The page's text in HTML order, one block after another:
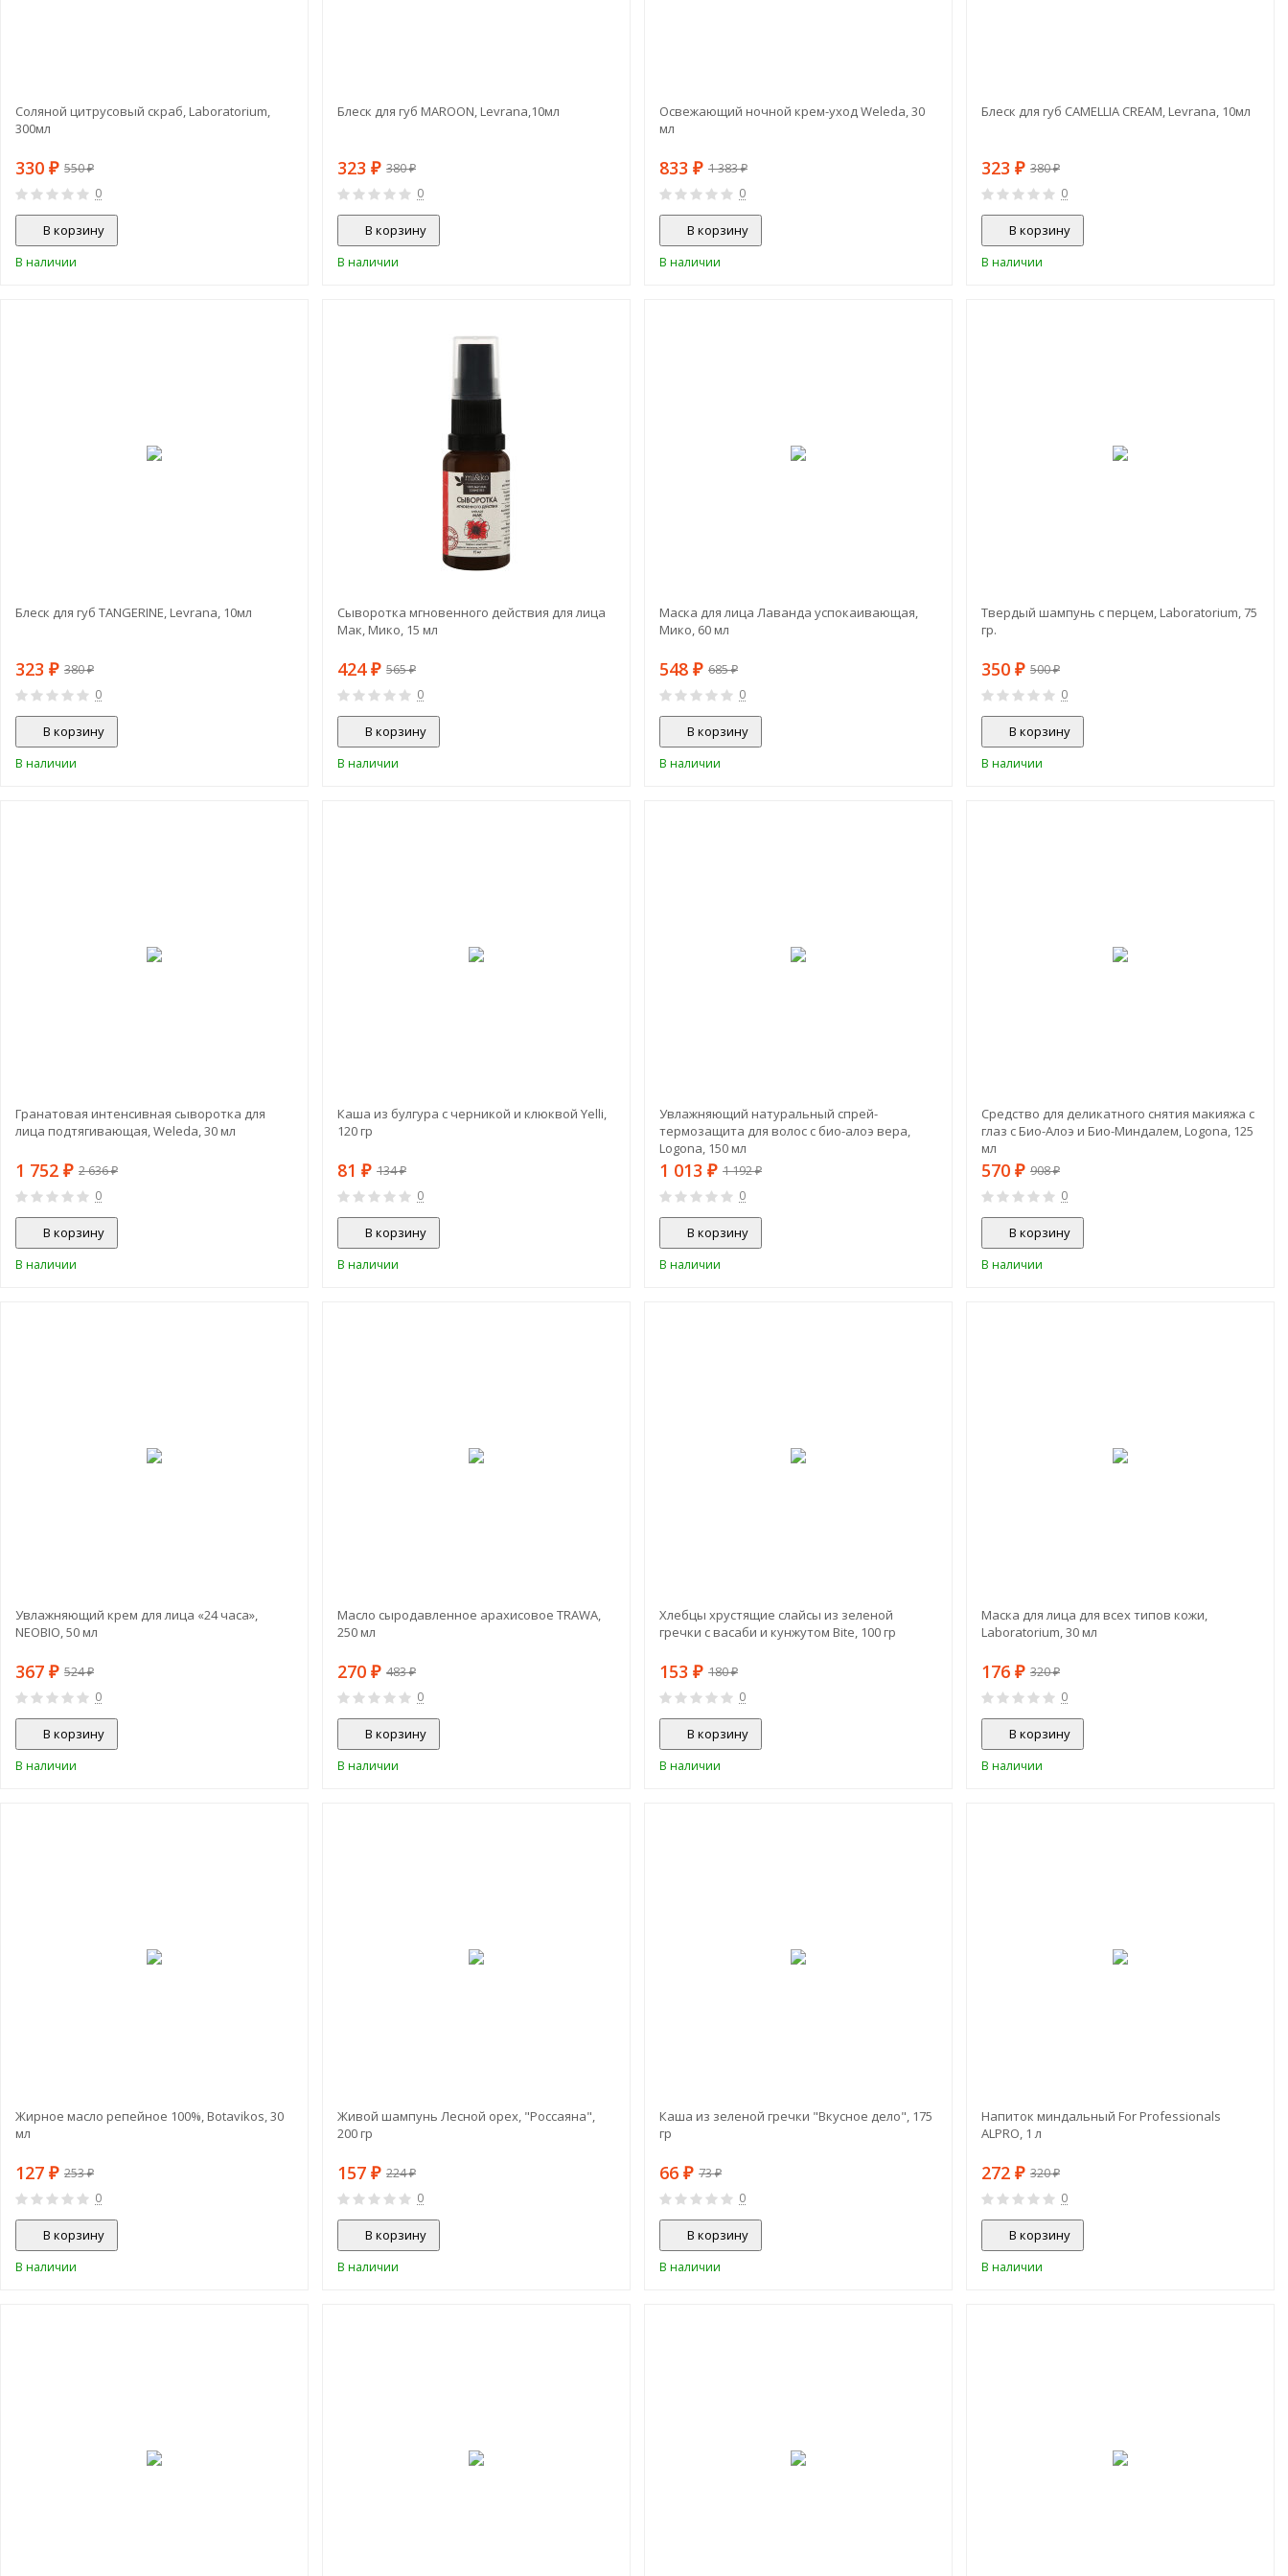
Соляной цитрусовый скраб, Laboratorium,
300мл
330 ₽ 550₽
0
В корзину
В наличии
Блеск для губ MAROON, Levrana,10мл
323 ₽ 380₽
0
В корзину
В наличии
Освежающий ночной крем-уход Weleda, 30
мл
833 ₽ 1 383₽
0
В корзину
В наличии
Блеск для губ CAMELLIA CREAM, Levrana, 10мл
323 ₽ 380₽
0
В корзину
В наличии
Блеск для губ TANGERINE, Levrana, 10мл
323 ₽ 380₽
0
В корзину
В наличии
Сыворотка мгновенного действия для лица
Мак, Мико, 15 мл
424 ₽ 565₽
0
В корзину
В наличии
Маска для лица Лаванда успокаивающая,
Мико, 60 мл
548 ₽ 685₽
0
В корзину
В наличии
Твердый шампунь с перцем, Laboratorium, 75
гр.
350 ₽ 500₽
0
В корзину
В наличии
Гранатовая интенсивная сыворотка для
лица подтягивающая, Weleda, 30 мл
1 752 ₽ 2 636₽
0
В корзину
В наличии
Каша из булгура с черникой и клюквой Yelli,
120 гр
81 ₽ 134₽
0
В корзину
В наличии
Увлажняющий натуральный спрей-
термозащита для волос с био-алоэ вера,
Logona, 150 мл
1 013 ₽ 1 192₽
0
В корзину
В наличии
Средство для деликатного снятия макияжа с
глаз c Био-Алоэ и Био-Миндалем, Logona, 125
мл
570 ₽ 908₽
0
В корзину
В наличии
Увлажняющий крем для лица «24 часа»,
NEOBIO, 50 мл
367 ₽ 524₽
0
В корзину
В наличии
Масло сыродавленное арахисовое TRAWA,
250 мл
270 ₽ 483₽
0
В корзину
В наличии
Хлебцы хрустящие слайсы из зеленой
гречки с васаби и кунжутом Bite, 100 гр
153 ₽ 180₽
0
В корзину
В наличии
Маска для лица для всех типов кожи,
Laboratorium, 30 мл
176 ₽ 320₽
0
В корзину
В наличии
Жирное масло репейное 100%, Botavikos, 30
мл
127 ₽ 253₽
0
В корзину
В наличии
Живой шампунь Лесной орех, "Россаяна",
200 гр
157 ₽ 224₽
0
В корзину
В наличии
Каша из зеленой гречки "Вкусное дело", 175
гр
66 ₽ 73₽
0
В корзину
В наличии
Напиток миндальный For Professionals
ALPRO, 1 л
272 ₽ 320₽
0
В корзину
В наличии